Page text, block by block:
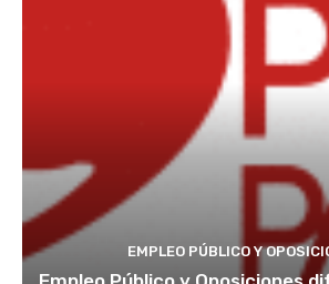
EMPLEO PÚBLICO Y